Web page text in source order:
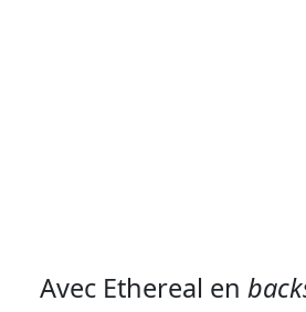
Avec Ethereal en